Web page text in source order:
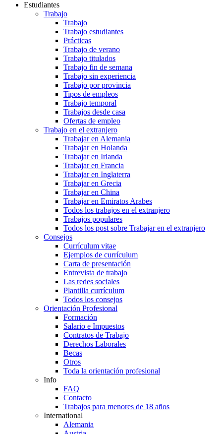
Estudiantes
Trabajo
Trabajo
Trabajo estudiantes
Prácticas
Trabajo de verano
Trabajo titulados
Trabajo fin de semana
Trabajo sin experiencia
Trabajo por provincia
Tipos de empleos
Trabajo temporal
Trabajos desde casa
Ofertas de empleo
Trabajo en el extranjero
Trabajar en Alemania
Trabajar en Holanda
Trabajar en Irlanda
Trabajar en Francia
Trabajar en Inglaterra
Trabajar en Grecia
Trabajar en China
Trabajar en Emiratos Arabes
Todos los trabajos en el extranjero
Trabajos populares
Todos los post sobre Trabajar en el extranjero
Consejos
Currículum vitae
Ejemplos de currículum
Carta de presentación
Entrevista de trabajo
Las redes sociales
Plantilla currículum
Todos los consejos
Orientación Profesional
Formación
Salario e Impuestos
Contratos de Trabajo
Derechos Laborales
Becas
Otros
Toda la orientación profesional
Info
FAQ
Contacto
Trabajos para menores de 18 años
International
Alemania